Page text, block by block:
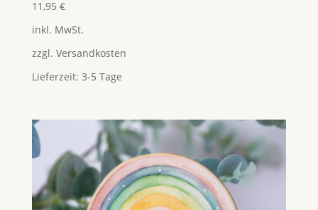
Bewertet
mit
von 5
11,95 €
inkl. MwSt.
zzgl. Versandkosten
Lieferzeit: 3-5 Tage